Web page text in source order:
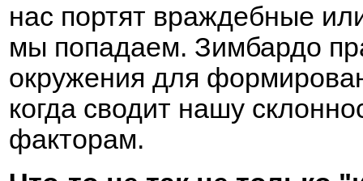
нас портят враждебные
мы попадаем. Зимбардо
окружения для
когда сводит нашу
факторам.